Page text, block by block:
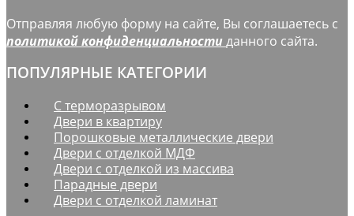
Отправляя любую форму на сайте, Вы соглашаетесь с
политикой конфиденциальностиданного сайта.
ПОПУЛЯРНЫЕ КАТЕГОРИИ
С терморазрывом
Двери в квартиру
Порошковые металлические двери
Двери с отделкой МДФ
Двери с отделкой из массива
Парадные двери
Двери с отделкой ламинат